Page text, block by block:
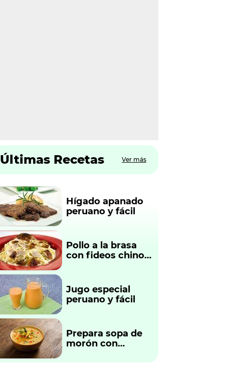
Últimas Recetas Ver más
Hígado apanado
peruano y fácil
Pollo a la brasa
con fideos chinos
Jugo especial
peruano y fácil
Prepara sopa de
morón con
tradicional